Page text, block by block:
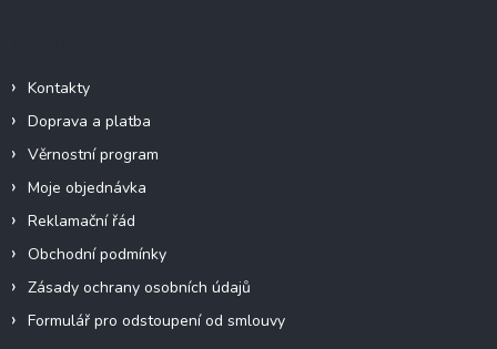
Kontakty
Doprava a platba
Věrnostní program
Moje objednávka
Reklamační řád
Obchodní podmínky
Zásady ochrany osobních údajů
Formulář pro odstoupení od smlouvy